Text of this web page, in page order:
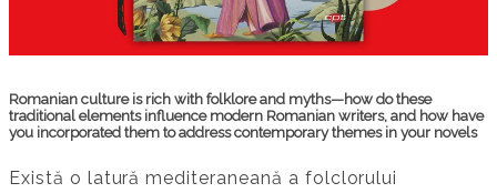
Romanian culture is rich with folklore and myths—how do these
traditional elements influence modern Romanian writers, and how have
you incorporated them to address contemporary themes in your novels
Există o latură mediteraneană a folclorului